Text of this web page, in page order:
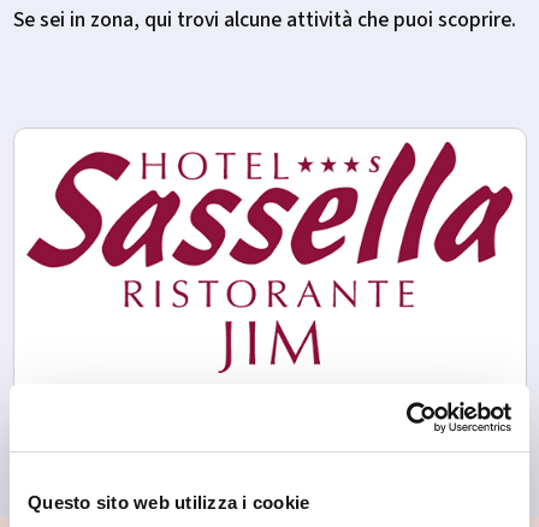
Questo sito web utilizza i cookie
Se sei in zona, qui trovi alcune attività che puoi scoprire.